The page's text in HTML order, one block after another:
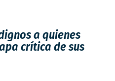
a quienes
crítica de sus